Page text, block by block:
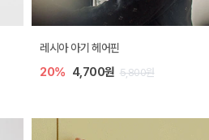
레시아 아기 헤어핀
20% 4,700원 5,800원